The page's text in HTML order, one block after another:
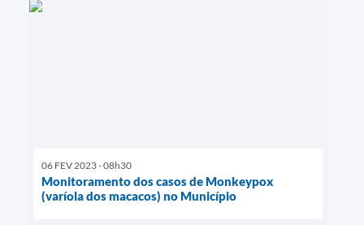
06 FEV 2023 - 08h30
Monitoramento dos casos de Monkeypox
(varíola dos macacos) no Município